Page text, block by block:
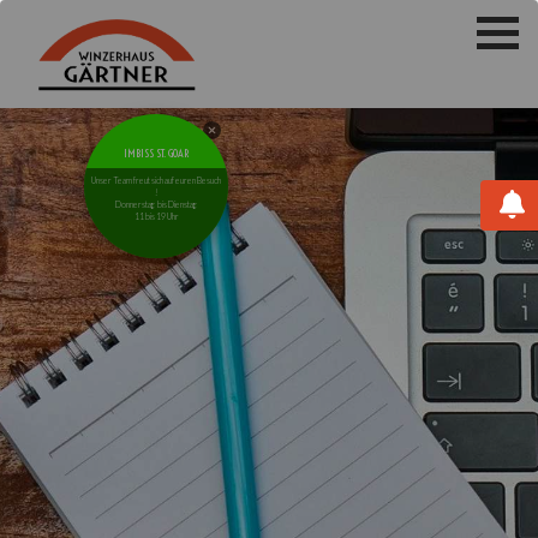
IMBISS ST. GOAR
Unser Team freut sich auf euren Besuch
!
Donnerstag bis Dienstag
11 bis 19 Uhr